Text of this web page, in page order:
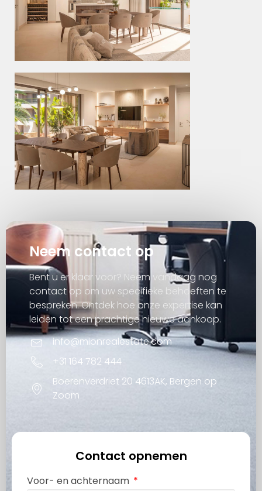
Neem contact op
Bent u er klaar voor? Neem vandaag nog
contact op om uw specifieke behoeften te
bespreken. Ontdek hoe onze expertise kan
leiden tot een prachtige nieuwe aankoop.
info@mionrealestate.com
+31 164 782 444
Boerenverdriet 20 4613AK, Bergen op
Zoom
Contact opnemen
Voor- en achternaam